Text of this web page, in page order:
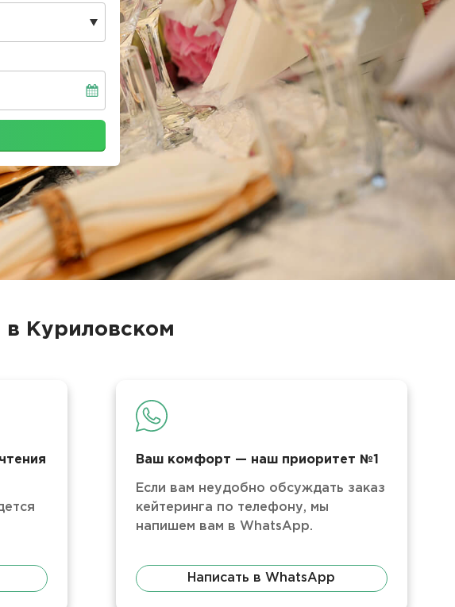
в Куриловском
Ваш комфорт — наш приоритет №1
Если вам неудобно обсуждать заказ
кейтеринга по телефону, мы
напишем вам в WhatsApp.
Написать в WhatsApp